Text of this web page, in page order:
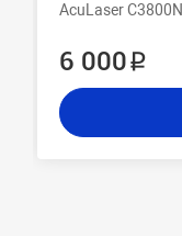
AcuLaser C3800N
6 000 ₽